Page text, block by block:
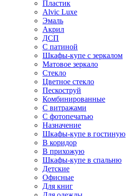
Пластик
Alvic Luxe
Эмаль
Акрил
ДСП
С патиной
Шкафы-купе с зеркалом
Матовое зеркало
Стекло
Цветное стекло
Пескоструй
Комбинированные
С витражами
С фотопечатью
Назначение
Шкафы-купе в гостиную
В коридор
В прихожую
Шкафы-купе в спальню
Детские
Офисные
Для книг